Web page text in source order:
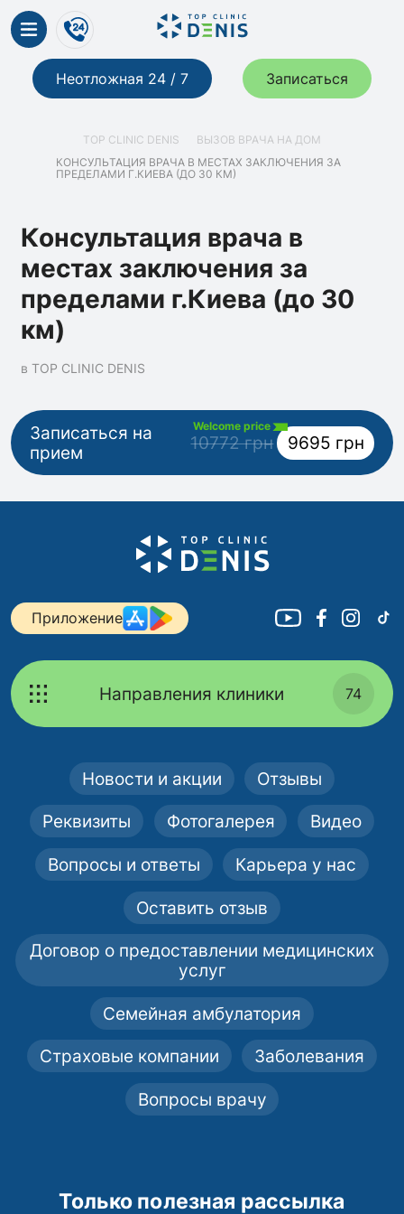
Неотложная 24 / 7 Записаться
TOP CLINIC DENIS
ВЫЗОВ ВРАЧА НА ДОМ
КОНСУЛЬТАЦИЯ ВРАЧА В МЕСТАХ ЗАКЛЮЧЕНИЯ ЗА
ПРЕДЕЛАМИ Г.КИЕВА (ДО 30 КМ)
Консультация врача в
местах заключения за
пределами г.Киева (до 30
км)
в TOP CLINIC DENIS
Записаться на
прием
Welcome price
10772 грн 9695 грн
Приложение
Направления клиники 74
Новости и акции Отзывы
Реквизиты Фотогалерея Видео
Вопросы и ответы Карьера у нас
Оставить отзыв
Договор о предоставлении медицинских
услуг
Семейная амбулатория
Страховые компании Заболевания
Вопросы врачу
Только полезная рассылка